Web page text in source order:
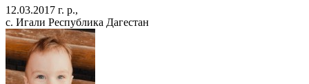
12.03.2017 г. р.,
с. Игали Республика Дагестан